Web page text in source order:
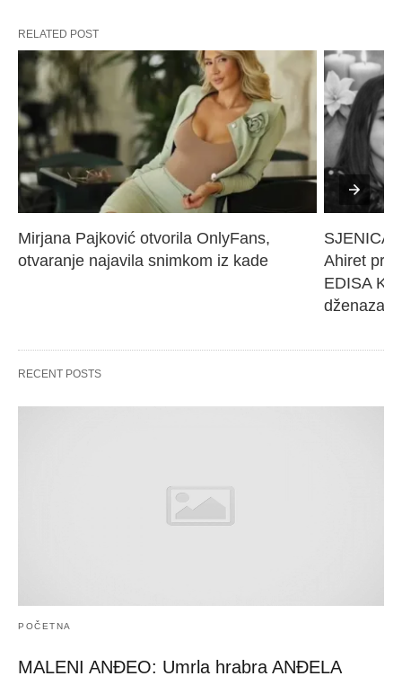
RELATED POST
Mirjana Pajković otvorila OnlyFans,
otvaranje najavila snimkom iz kade
SJENICA
Ahiret
EDISA
dženaza
RECENT POSTS
POČETNA
MALENI ANĐEO: Umrla hrabra ANĐELA